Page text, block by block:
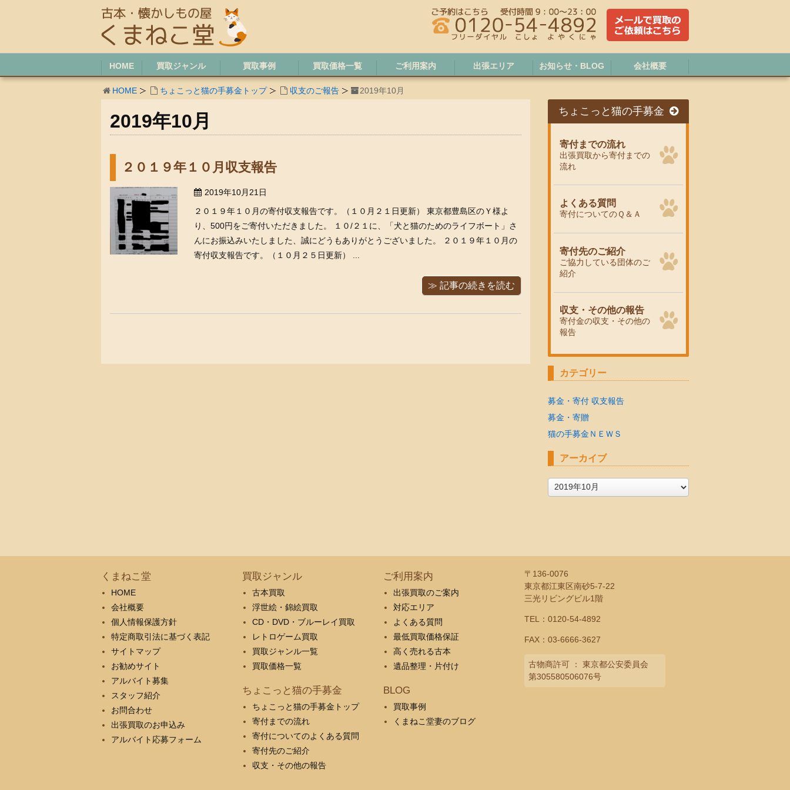
HOME 買取ジャンル 買取事例 買取価格一覧 ご利用案内 出張エリア お知らせ・BLOG 会社概要
HOME ちょこっと猫の手募金トップ 収支のご報告 2019年10月
2019年10月
２０１９年１０月収支報告
2019年10月21日
２０１９年１０月の寄付収支報告です。（１０月２１日更新） 東京都豊島区のＹ様よ
り、500円をご寄付いただきました。 １０/２１に、「犬と猫のためのライフボート」さ
んにお振込みいたしました、誠にどうもありがとうございました。 ２０１９年１０月の
寄付収支報告です。（１０月２５日更新） ...
≫ 記事の続きを読む
ちょこっと猫の手募金
寄付までの流れ
出張買取から寄付までの
流れ
よくある質問
寄付についてのＱ＆Ａ
寄付先のご紹介
ご協力している団体のご
紹介
収支・その他の報告
寄付金の収支・その他の
報告
カテゴリー
募金・寄付 収支報告
募金・寄贈
猫の手募金ＮＥＷＳ
アーカイブ
ア
ー
くまねこ堂
HOME
会社概要
個人情報保護方針
特定商取引法に基づく表記
サイトマップ
お勧めサイト
アルバイト募集
スタッフ紹介
お問合わせ
出張買取のお申込み
アルバイト応募フォーム
買取ジャンル
古本買取
浮世絵・錦絵買取
CD・DVD・ブルーレイ買取
レトロゲーム買取
買取ジャンル一覧
買取価格一覧
ちょこっと猫の手募金
ちょこっと猫の手募金トップ
寄付までの流れ
寄付についてのよくある質問
寄付先のご紹介
収支・その他の報告
ご利用案内
出張買取のご案内
対応エリア
よくある質問
最低買取価格保証
高く売れる古本
遺品整理・片付け
BLOG
買取事例
くまねこ堂妻のブログ
〒136-0076
東京都江東区南砂5-7-22
三光リビングビル1階
TEL： 0120-54-4892
FAX：03-6666-3627
古物商許可 ： 東京都公安委員会
第305580506076号